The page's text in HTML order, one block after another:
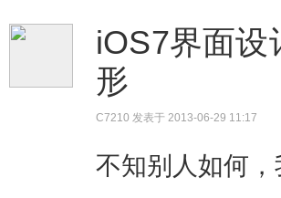
iOS7界面
形
C7210 发表于 2013-06-29 11:17
不知别人如何